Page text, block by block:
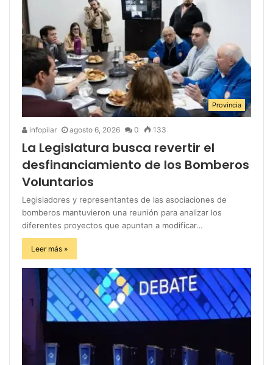
Provincia
infopilar agosto 6, 2026 0 133
La Legislatura busca revertir el
desfinanciamiento de los Bomberos
Voluntarios
Legisladores y representantes de las asociaciones de
bomberos mantuvieron una reunión para analizar los
diferentes proyectos que apuntan a modificar…
Leer más »